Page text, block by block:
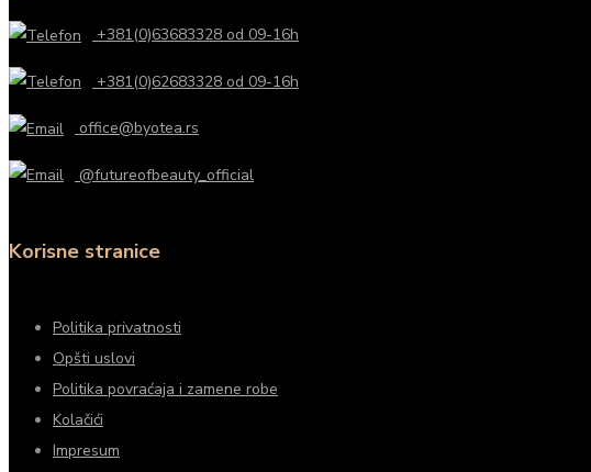
+381(0)63683328 od 09-16h
+381(0)62683328 od 09-16h
office@byotea.rs
@futureofbeauty_official
Korisne stranice
Politika privatnosti
Opšti uslovi
Politika povraćaja i zamene robe
Kolačići
Impresum